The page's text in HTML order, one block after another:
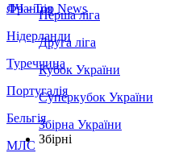
Франція
Нідерланди
Туреччина
Португалія
Бельгія
МЛС
ЛЧ - Top News
Перша ліга
Друга ліга
Кубок України
Суперкубок України
Збірна України
Збірні